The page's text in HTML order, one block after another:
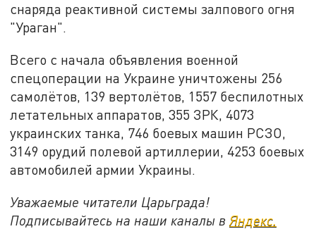
снаряда реактивной системы залпового огня
"Ураган".
Всего с начала объявления военной
спецоперации на Украине уничтожены 256
самолётов, 139 вертолётов, 1557 беспилотных
летательных аппаратов, 355 ЗРК, 4073
украинских танка, 746 боевых машин РСЗО,
3149 орудий полевой артиллерии, 4253 боевых
автомобилей армии Украины.
Уважаемые читатели Царьграда!
Подписывайтесь на наши каналы вЯндекс.